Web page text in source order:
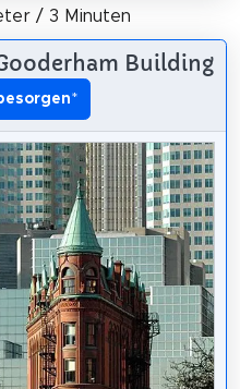
/ 3 Minuten
Building
*